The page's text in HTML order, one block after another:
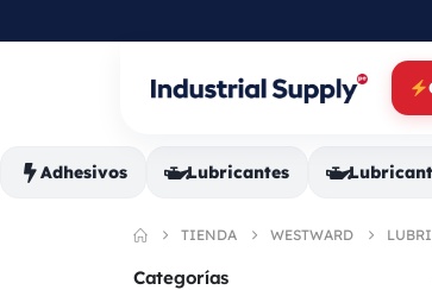
Adhesivos Lubricantes
TIENDA WESTWARD
Categorías